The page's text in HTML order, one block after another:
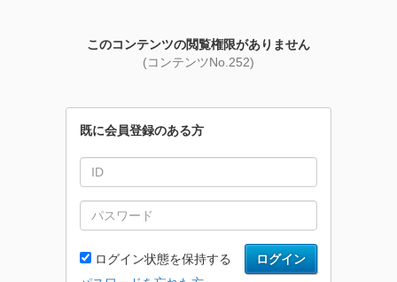
このコンテンツの閲覧権限がありません
(コンテンツNo.252)
既に会員登録のある方
ログイン
ログイン状態を保持する